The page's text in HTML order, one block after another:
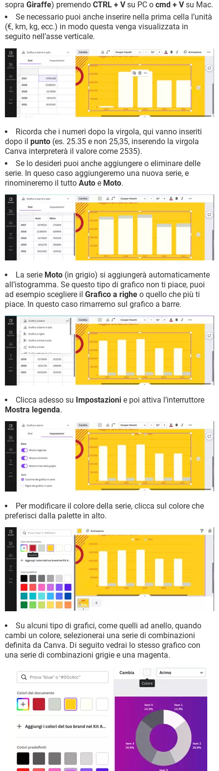
sopra Giraffe) premendo CTRL + Vsu PC o cmd + Vsu Mac.
Se necessario puoi anche inserire nella prima cella l’unità
(€, km, kg, ecc.) in modo questa venga visualizzata in
seguito nell’asse verticale.
Ricorda che i numeri dopo la virgola, qui vanno inseriti
dopo il punto (es. 25.35 e non 25,35, inserendo la virgola
Canva interpreterà il valore come 2535).
Se lo desideri puoi anche aggiungere o eliminare delle
serie. In queso caso aggiungeremo una nuova serie, e
rinomineremo il tutto Auto e Moto.
La serie Moto (in grigio) si aggiungerà automaticamente
all’istogramma. Se questo tipo di grafico non ti piace, puoi
ad esempio scegliere il Grafico a righe o quello che più ti
piace. In questo caso rimarremo sul grafico a barre.
Clicca adesso su Impostazioni e poi attiva l’interruttore
Mostra legenda.
Per modificare il colore della serie, clicca sul colore che
preferisci dalla palette in alto.
Su alcuni tipo di grafici, come quelli ad anello, quando
cambi un colore, selezionerai una serie di combinazioni
definita da Canva. Di seguito vedrai lo stesso grafico con
una serie di combinazioni grigie e una magenta.